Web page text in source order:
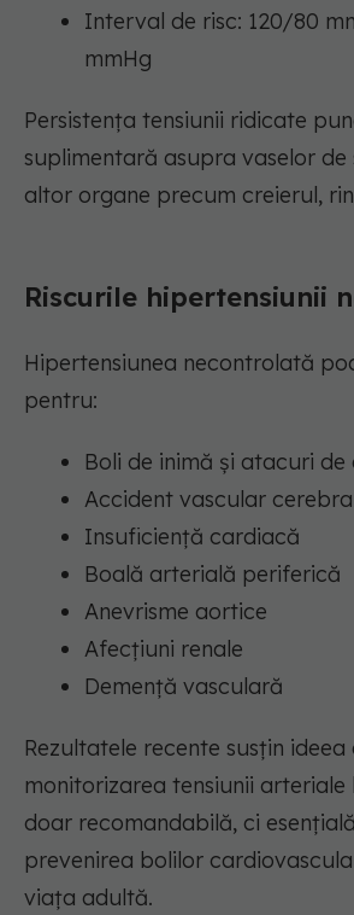
Interval de risc: 120/80
mmHg
Persistența tensiunii ridicate
suplimentară asupra vaselor de
altor organe precum creierul,
Riscurile hipertensiunii
Hipertensiunea necontrolată
pentru:
Boli de inimă și atacuri de
Accident vascular
Insuficiență cardiacă
Boală arterială periferică
Anevrisme aortice
Afecțiuni renale
Demență vasculară
Rezultatele recente susțin ideea
monitorizarea tensiunii arteriale
doar recomandabilă, ci
prevenirea bolilor
viața adultă.